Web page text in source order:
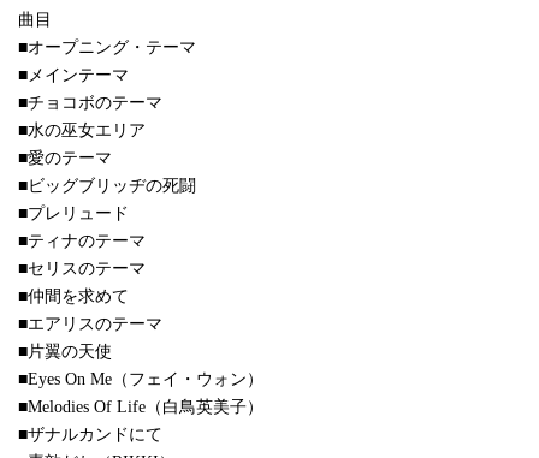
曲目
■オープニング・テーマ
■メインテーマ
■チョコボのテーマ
■水の巫女エリア
■愛のテーマ
■ビッグブリッヂの死闘
■プレリュード
■ティナのテーマ
■セリスのテーマ
■仲間を求めて
■エアリスのテーマ
■片翼の天使
■Eyes On Me（フェイ・ウォン）
■Melodies Of Life（白鳥英美子）
■ザナルカンドにて